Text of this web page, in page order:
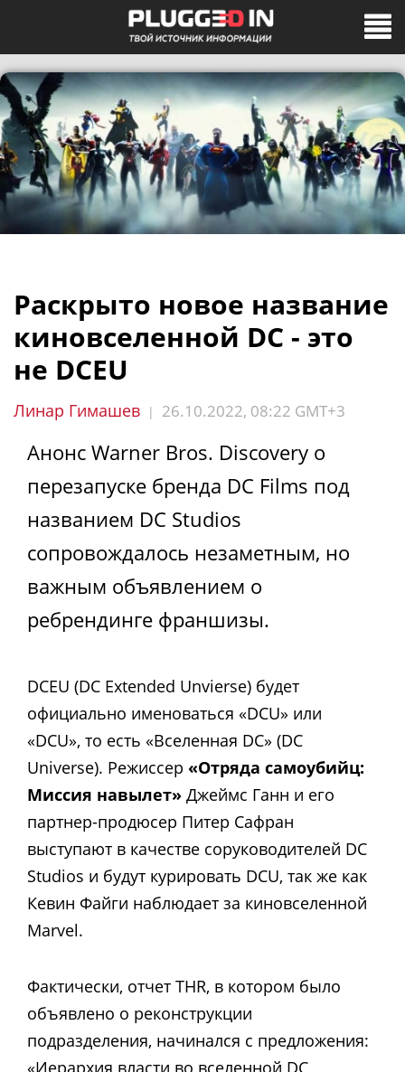
Раскрыто новое название
киновселенной DC - это
не DCEU
Линар Гимашев | 26.10.2022, 08:22 GMT+3
Анонс Warner Bros. Discovery о
перезапуске бренда DC Films под
названием DC Studios
сопровождалось незаметным, но
важным объявлением о
ребрендинге франшизы.
DCEU (DC Extended Unvierse) будет
официально именоваться «DCU» или
«DCU», то есть «Вселенная DC» (DC
Universe). Режиссер «Отряда самоубийц:
Миссия навылет» Джеймс Ганн и его
партнер-продюсер Питер Сафран
выступают в качестве соруководителей DC
Studios и будут курировать DCU, так же как
Кевин Файги наблюдает за киновселенной
Marvel.
Фактически, отчет THR, в котором было
объявлено о реконструкции
подразделения, начинался с предложения:
«Иерархия власти во вселенной DC